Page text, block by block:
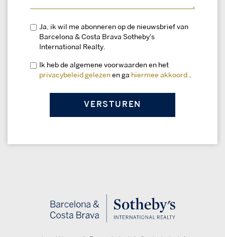
Ja, ik wil me abonneren op de nieuwsbrief van
Barcelona & Costa Brava Sotheby's
International Realty.
Ik heb de algemene voorwaarden en het
privacybeleid gelezen en ga hiermee akkoord.